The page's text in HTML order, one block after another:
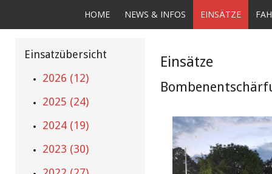
HOME NEWS & INFOS EINSÄTZE
Einsätze
Einsatzübersicht
2026 (12)
2025 (24)
2024 (19)
2023 (30)